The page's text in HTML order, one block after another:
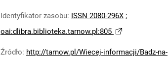
Identyfikator zasobu: ISSN 2080-296X ;
oai:dlibra.biblioteka.tarnow.pl:805
Źródło: http://tarnow.pl/Wiecej-informacji/Badz-na-